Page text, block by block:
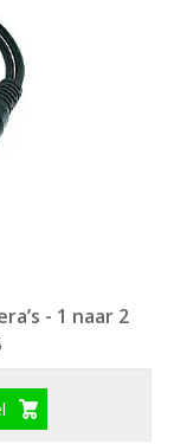
- 1 naar 2